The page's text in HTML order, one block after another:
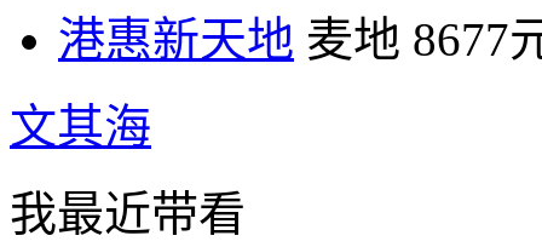
港惠新天地 麦地 8677
文其海
我最近带看